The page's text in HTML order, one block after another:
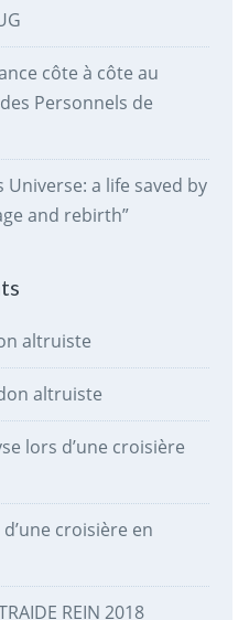
côte à côte au
Personnels de
a life saved by
and rebirth”
altruiste
altruiste
lors d’une croisière
croisière en
REIN 2018